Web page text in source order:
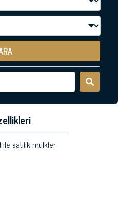
satılık mülkler